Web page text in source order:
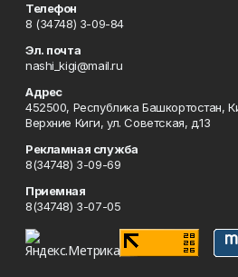
Телефон
8 (34748) 3-09-84
Эл. почта
nashi_kigi@mail.ru
Адрес
452500, Республика Башкортостан,
Верхние Киги, ул. Советская, д.13
Рекламная служба
8(34748) 3-09-69
Приемная
8(34748) 3-07-05